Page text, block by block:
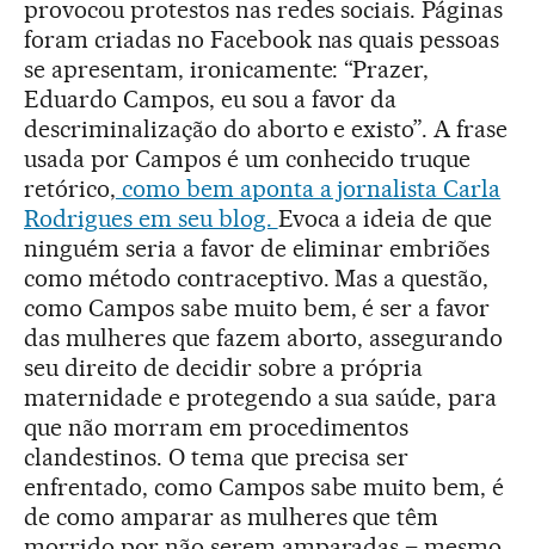
provocou protestos nas redes sociais. Páginas
foram criadas no Facebook nas quais pessoas
se apresentam, ironicamente: “Prazer,
Eduardo Campos, eu sou a favor da
descriminalização do aborto e existo”. A frase
usada por Campos é um conhecido truque
retórico, como bem aponta a jornalista Carla
Rodrigues em seu blog. Evoca a ideia de que
ninguém seria a favor de eliminar embriões
como método contraceptivo. Mas a questão,
como Campos sabe muito bem, é ser a favor
das mulheres que fazem aborto, assegurando
seu direito de decidir sobre a própria
maternidade e protegendo a sua saúde, para
que não morram em procedimentos
clandestinos. O tema que precisa ser
enfrentado, como Campos sabe muito bem, é
de como amparar as mulheres que têm